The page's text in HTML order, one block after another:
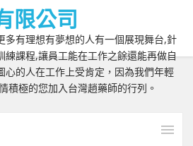
限公司
多有理想有夢想的人有一個展現舞台,針
練課程,讓員工能在工作之餘還能再做自
心的人在工作上受肯定，因為我們年輕
積極的您加入台灣趙藥師的行列。